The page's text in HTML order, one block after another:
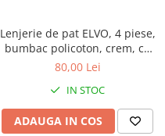
Lenjerie de pat ELVO, 4 piese,
bumbac policoton, crem, cu
flori mov
80,00 Lei
IN STOC
ADAUGA IN COS